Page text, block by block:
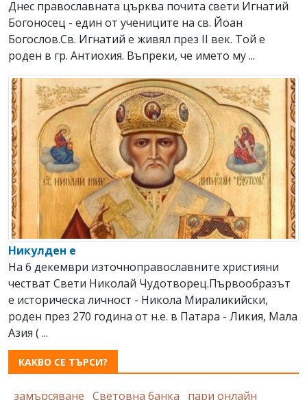
Днес православната църква почита свети Игнатий
Богоносец - един от учениците на св. Йоан
Богослов.Св. Игнатий е живял през ІІ век. Той е
роден в гр. Антиохия. Въпреки, че името му ...
Никулден е
На 6 декември източноправославните християни
честват Свeти Николай Чудотворец.Първообразът
е историческа личност - Никола Мираликийски,
роден през 270 година от н.е. в Патара - Ликия, Мала
Азия ( ...
КАКВО СЕ ТЪРСИ?
замърсяване Световна банка
пари онлайн